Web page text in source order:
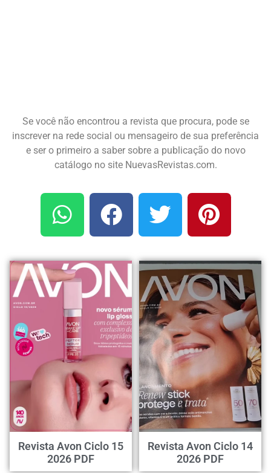
Se você não encontrou a revista que procura, pode se
inscrever na rede social ou mensageiro de sua preferência
e ser o primeiro a saber sobre a publicação do novo
catálogo no site NuevasRevistas.com.
Revista Avon Ciclo 15
2026 PDF
Revista Avon Ciclo 14
2026 PDF